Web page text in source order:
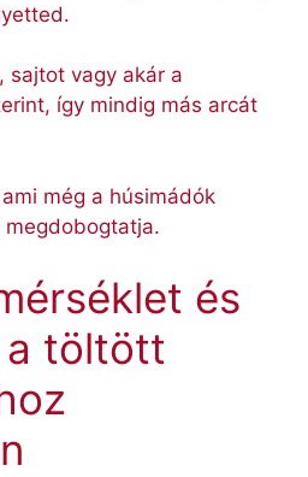
sajtot vagy akár a
így mindig más arcát
még a húsimádók
és
a töltött